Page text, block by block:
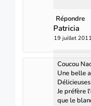
Répondre
Patricia
19 juillet
Coucou
Une belle
Je préfère
que le